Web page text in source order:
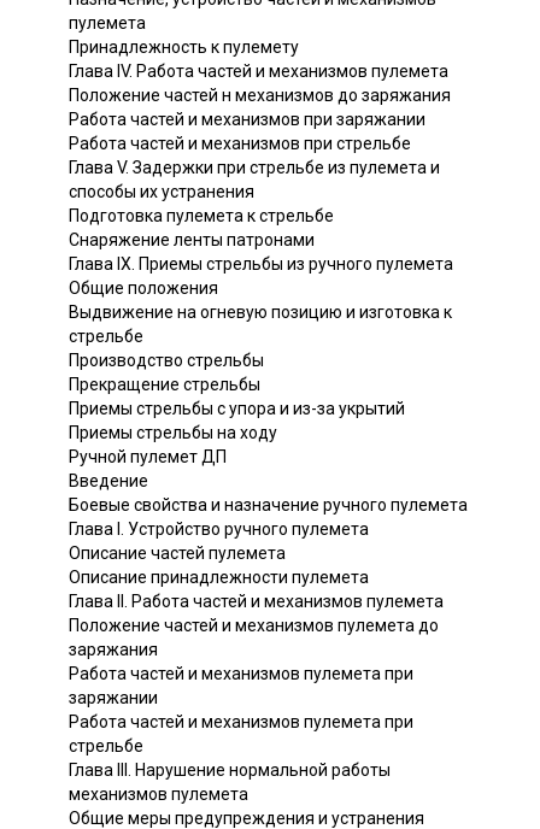
пулемета
Принадлежность к пулемету
Глава IV. Работа частей и механизмов пулемета
Положение частей н механизмов до заряжания
Работа частей и механизмов при заряжании
Работа частей и механизмов при стрельбе
Глава V. Задержки при стрельбе из пулемета и
способы их устранения
Подготовка пулемета к стрельбе
Снаряжение ленты патронами
Глава IX. Приемы стрельбы из ручного пулемета
Общие положения
Выдвижение на огневую позицию и изготовка к
стрельбе
Производство стрельбы
Прекращение стрельбы
Приемы стрельбы с упора и из-за укрытий
Приемы стрельбы на ходу
Ручной пулемет ДП
Введение
Боевые свойства и назначение ручного пулемета
Глава I. Устройство ручного пулемета
Описание частей пулемета
Описание принадлежности пулемета
Глава II. Работа частей и механизмов пулемета
Положение частей и механизмов пулемета до
заряжания
Работа частей и механизмов пулемета при
заряжании
Работа частей и механизмов пулемета при
стрельбе
Глава III. Нарушение нормальной работы
механизмов пулемета
Общие меры предупреждения и устранения